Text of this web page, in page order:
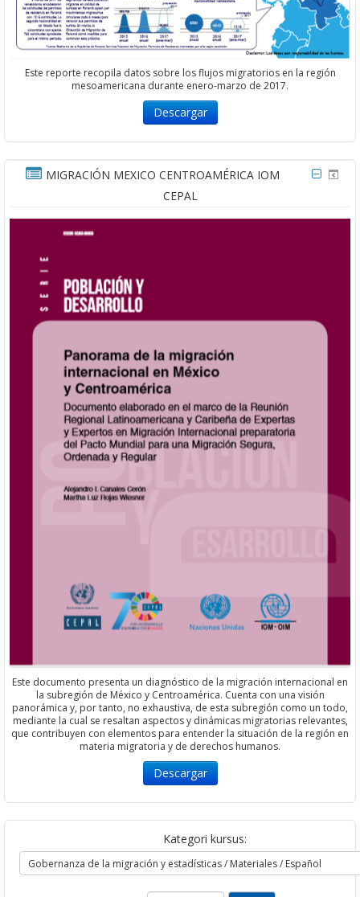
Este reporte recopila datos sobre los flujos migratorios en la región
mesoamericana durante enero-marzo de 2017.
Descargar
MIGRACIÓN MEXICO CENTROAMÉRICA IOM
CEPAL
Este documento presenta un diagnóstico de la migración internacional en
la subregión de México y Centroamérica. Cuenta con una visión
panorámica y, por tanto, no exhaustiva, de esta subregión como un todo,
mediante la cual se resaltan aspectos y dinámicas migratorias relevantes,
que contribuyen con elementos para entender la situación de la región en
materia migratoria y de derechos humanos.
Descargar
Kategori kursus: